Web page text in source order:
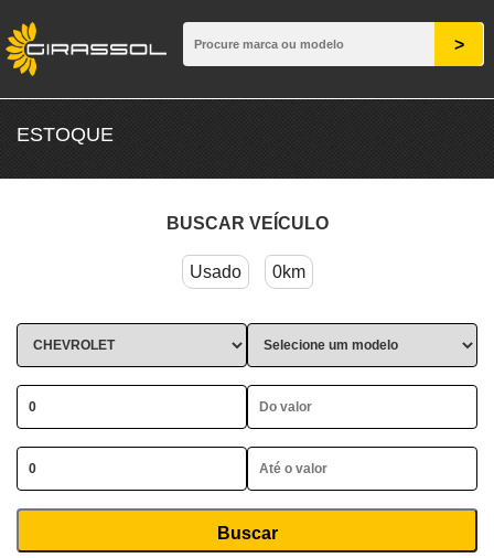
ESTOQUE
BUSCAR VEÍCULO
Usado 0km